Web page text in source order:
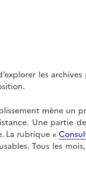
les
mène
Une partie
La rubrique «
Tous les